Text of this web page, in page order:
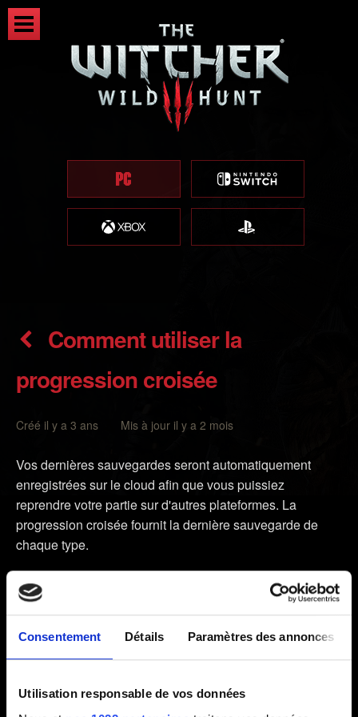
Consentement Détails Paramètres des annonces
Utilisation responsable de vos données
Comment utiliser la
progression croisée
Créé il y a 3 ans Mis à jour il y a 2 mois
Vos dernières sauvegardes seront automatiquement
enregistrées sur le cloud afin que vous puissiez
reprendre votre partie sur d'autres plateformes. La
progression croisée fournit la dernière sauvegarde de
chaque type.
Assurez-vous d'avoir installé la mise à jour la plus
récente pour votre version de
The Witcher 3: Wild Hunt:
principal du jeu.
commande deprogression croiséeaffichée en bas à
droite.